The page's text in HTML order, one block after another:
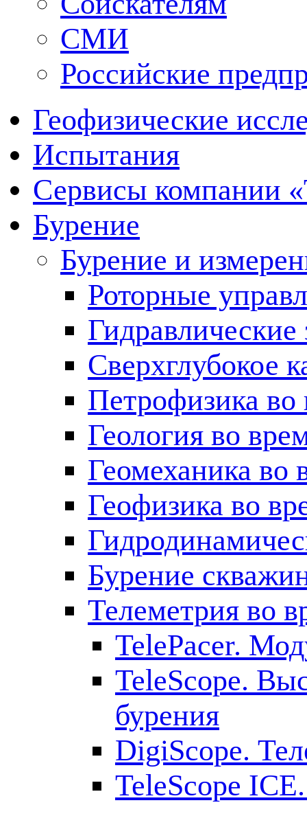
СМИ
Российские
Геофизические
Испытания
Сервисы компании
Бурение
Бурение и
Роторные
Сверхглубокое
Петрофизика во
Геология во
Геомеханика во
Геофизика во
Бурение
Телеметрия во
TelePacer.
TeleScope.
бурения
DigiScope.
TeleScope